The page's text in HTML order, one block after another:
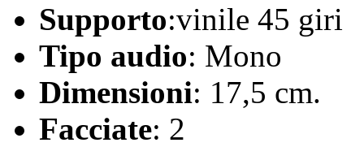
Supporto:vinile 45 giri
Tipo audio: Mono
Dimensioni: 17,5 cm.
Facciate: 2